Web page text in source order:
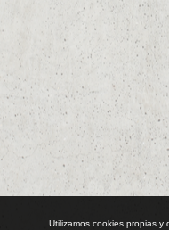
Utilizamos cookies propias